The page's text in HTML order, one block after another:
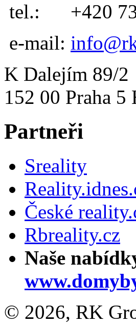
tel.: +420
e-mail:
K Dalejím 89/2
152 00 Praha 5
Partneři
Sreality
České
Rbreality.cz
Naše
© 2026, RK